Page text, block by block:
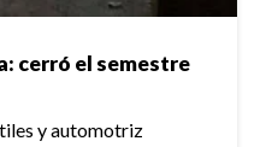
cerró el semestre
y automotriz